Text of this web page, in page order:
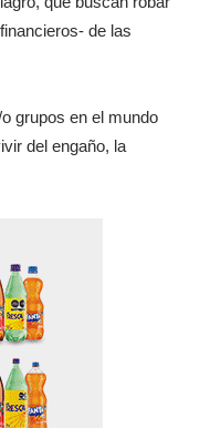
de las
grupos en el mundo
del engaño, la